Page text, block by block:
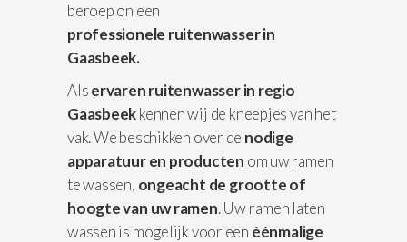
beroep on een
professionele ruitenwasser in
Gaasbeek.
Alservaren ruitenwasser in regio
Gaasbeekkennen wij de kneepjes van het
vak. We beschikken over de nodige
apparatuuren producten om uw ramen
te wassen, ongeacht de grootte of
hoogte van uw ramen. Uw ramen laten
wassen is mogelijk voor een éénmalige